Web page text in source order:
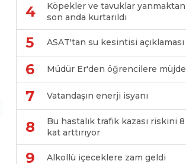
4
Köpekler ve tavuklar yanmaktan
son anda kurtarıldı
5 ASAT'tan su kesintisi açıklaması
6 Müdür Er'den öğrencilere müjde
7 Vatandaşın enerji isyanı
8
Bu hastalık trafik kazası riskini 8
kat arttırıyor
9 Alkollü içeceklere zam geldi